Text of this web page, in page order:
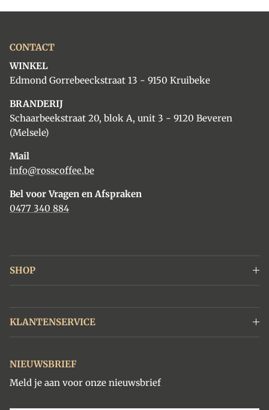
CONTACT
WINKEL
Edmond Gorrebeeckstraat 13 - 9150 Kruibeke
BRANDERIJ
Schaarbeekstraat 20, blok A, unit 3 - 9120 Beveren
(Melsele)
Mail
info@rosscoffee.be
Bel voor Vragen en Afspraken
0477 340 884
SHOP
KLANTENSERVICE
NIEUWSBRIEF
Meld je aan voor onze nieuwsbrief